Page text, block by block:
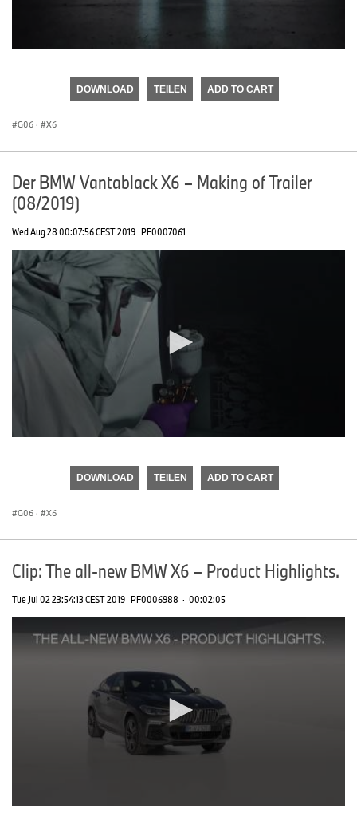
DOWNLOAD TEILEN ADD TO CART
G06 · X6
Der BMW Vantablack X6 – Making of Trailer
(08/2019)
Wed Aug 28 00:07:56 CEST 2019 PF0007061
DOWNLOAD TEILEN ADD TO CART
G06 · X6
Clip: The all-new BMW X6 – Product Highlights.
Tue Jul 02 23:54:13 CEST 2019 PF0006988 · 00:02:05